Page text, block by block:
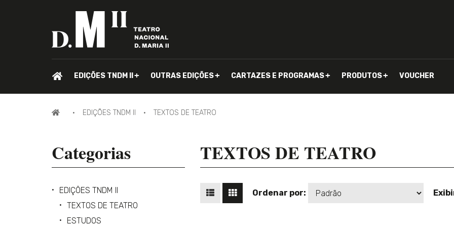
PÁGINA
EDIÇÕES TNDM II OUTRAS EDIÇÕES CARTAZES E PROGRAMAS PRODUTOS VOUCHER
PÁGINA EDIÇÕES TNDM II TEXTOS DE TEATRO
TEXTOS DE TEATRO
VER EM LISTA
VER EM TABELA
Ordenar por:
Categorias
EDIÇÕES TNDM II
TEXTOS DE TEATRO
ESTUDOS